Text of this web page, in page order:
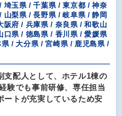
埼玉県 / 千葉県 / 東京都 / 神奈
山梨県 / 長野県 / 岐阜県 / 静岡
阪府 / 兵庫県 / 奈良県 / 和歌山
口県 / 徳島県 / 香川県 / 愛媛県
/ 大分県 / 宮崎県 / 鹿児島県 /
支配人として、ホテル1棟の
験でも事前研修、専任担当
ートが充実しているため安